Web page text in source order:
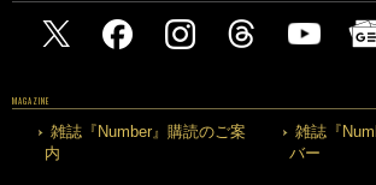
MAGAZINE
雑誌『Number』購読のご案
内
雑誌『
バー